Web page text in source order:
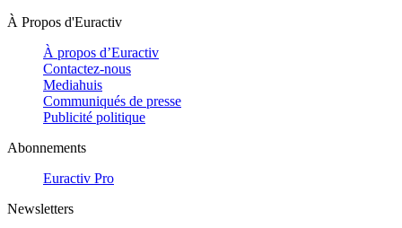
À Propos d'Euractiv
À propos d’Euractiv
Contactez-nous
Mediahuis
Communiqués de presse
Publicité politique
Abonnements
Euractiv Pro
Newsletters